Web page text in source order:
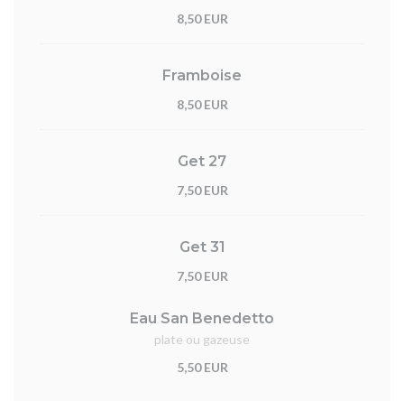
8,50 EUR
Framboise
8,50 EUR
Get 27
7,50 EUR
Get 31
7,50 EUR
Eau San Benedetto
plate ou gazeuse
5,50 EUR